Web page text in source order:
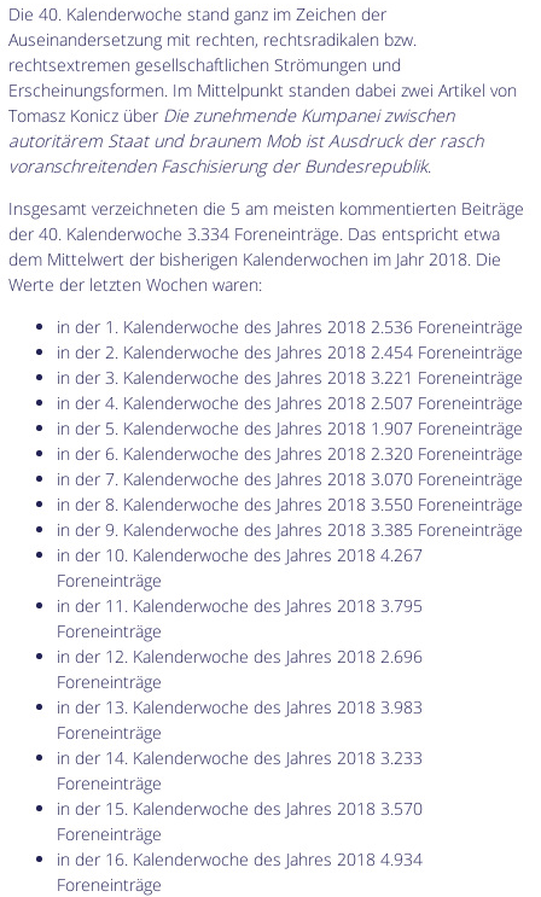
Die 40. Kalenderwoche stand ganz im Zeichen der
Auseinandersetzung mit rechten, rechtsradikalen bzw.
rechtsextremen gesellschaftlichen Strömungen und
Erscheinungsformen. Im Mittelpunkt standen dabei zwei Artikel von
Tomasz Konicz über Die zunehmende Kumpanei zwischen
autoritärem Staat und braunem Mob ist Ausdruck der rasch
voranschreitenden Faschisierung der Bundesrepublik.
Insgesamt verzeichneten die 5 am meisten kommentierten Beiträge
der 40. Kalenderwoche 3.334 Foreneinträge. Das entspricht etwa
dem Mittelwert der bisherigen Kalenderwochen im Jahr 2018. Die
Werte der letzten Wochen waren:
in der 1. Kalenderwoche des Jahres 2018 2.536 Foreneinträge
in der 2. Kalenderwoche des Jahres 2018 2.454 Foreneinträge
in der 3. Kalenderwoche des Jahres 2018 3.221 Foreneinträge
in der 4. Kalenderwoche des Jahres 2018 2.507 Foreneinträge
in der 5. Kalenderwoche des Jahres 2018 1.907 Foreneinträge
in der 6. Kalenderwoche des Jahres 2018 2.320 Foreneinträge
in der 7. Kalenderwoche des Jahres 2018 3.070 Foreneinträge
in der 8. Kalenderwoche des Jahres 2018 3.550 Foreneinträge
in der 9. Kalenderwoche des Jahres 2018 3.385 Foreneinträge
in der 10. Kalenderwoche des Jahres 2018 4.267
Foreneinträge
in der 11. Kalenderwoche des Jahres 2018 3.795
Foreneinträge
in der 12. Kalenderwoche des Jahres 2018 2.696
Foreneinträge
in der 13. Kalenderwoche des Jahres 2018 3.983
Foreneinträge
in der 14. Kalenderwoche des Jahres 2018 3.233
Foreneinträge
in der 15. Kalenderwoche des Jahres 2018 3.570
Foreneinträge
in der 16. Kalenderwoche des Jahres 2018 4.934
Foreneinträge